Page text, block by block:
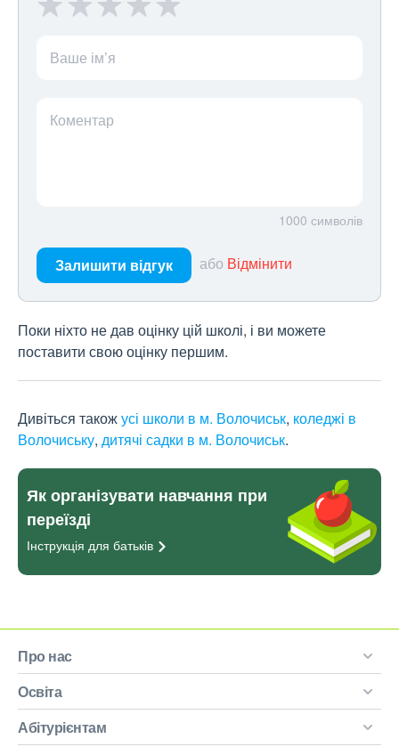
Ваше ім’я
Коментар
1000 символів
Залишити відгук або Відмінити
Поки ніхто не дав оцінку цій школі, і ви можете
поставити свою оцінку першим.
Дивіться такожусі школи в м. Волочиськ, коледжі в
Волочиську, дитячі садки в м. Волочиськ.
Як організувати навчання при
переїзді
Інструкція для батьків
Про нас
Освіта
Абітурієнтам